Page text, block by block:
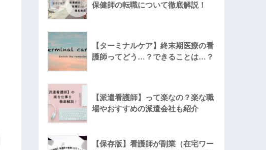
保健師の転職について徹底解説！
【ターミナルケア】終末期医療の看
護師ってどう…？できることは…？
【派遣看護師】って楽なの？楽な職
場やおすすめの派遣会社も紹介
【保存版】看護師が副業（在宅ワー